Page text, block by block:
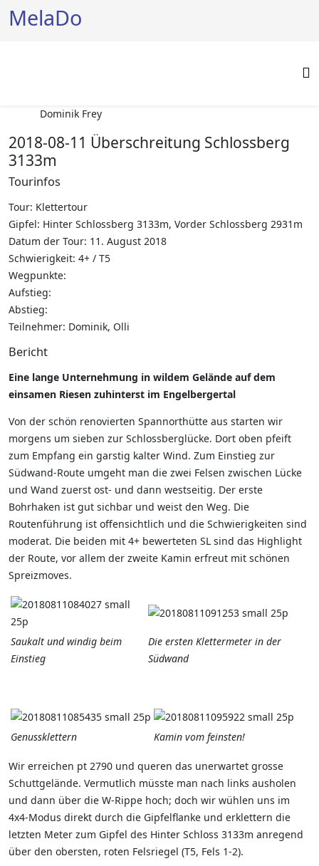
MelaDo
Dominik Frey
2018-08-11 Überschreitung Schlossberg
3133m
Tourinfos
Tour: Klettertour
Gipfel: Hinter Schlossberg 3133m, Vorder Schlossberg 2931m
Datum der Tour: 11. August 2018
Schwierigkeit: 4+ / T5
Wegpunkte:
Aufstieg:
Abstieg:
Teilnehmer: Dominik, Olli
Bericht
Eine lange Unternehmung in wildem Gelände auf dem
einsamen Riesen zuhinterst im Engelbergertal
Von der schön renovierten Spannorthütte aus starten wir
morgens um sieben zur Schlossberglücke. Dort oben pfeift
zum Empfang ein garstig kalter Wind. Zum Einstieg zur
Südwand-Route umgeht man die zwei Felsen zwischen Lücke
und Wand zuerst ost- und dann westseitig. Der erste
Bohrhaken ist gut sichbar und weist den Weg. Die
Routenführung ist offensichtlich und die Schwierigkeiten sind
moderat. Die beiden mit 4+ bewerteten SL sind das Highlight
der Route, vor allem der zweite Kamin erfreut mit schönen
Spreizmoves.
Saukalt und windig beim
Einstieg
Die ersten Klettermeter in der
Südwand
Genussklettern Kamin vom feinsten!
Wir erreichen pt 2790 und queren das unerwartet grosse
Schuttgelände. Vermutlich müsste man nach links ausholen
und dann über die W-Rippe hoch; doch wir wühlen uns im
4x4-Modus direkt durch die Gipfelflanke und erklettern die
letzten Meter zum Gipfel des Hinter Schloss 3133m anregend
über den obersten, roten Felsriegel (T5, Fels 1-2).